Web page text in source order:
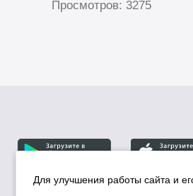
Просмотров: 3275
Для улучшения работы сайта и